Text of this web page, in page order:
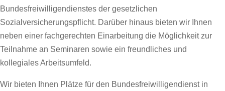
Bundesfreiwilligendienstes der gesetzlichen
Sozialversicherungspflicht. Darüber hinaus bieten wir Ihnen
neben einer fachgerechten Einarbeitung die Möglichkeit zur
Teilnahme an Seminaren sowie ein freundliches und
kollegiales Arbeitsumfeld.
Wir bieten Ihnen Plätze für den Bundesfreiwilligendienst in